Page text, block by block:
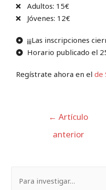
Adultos: 15€
Jóvenes: 12€
¡¡¡Las inscripciones
Horario publicado el
Regístrate ahora en elde
← Artículo
anterior